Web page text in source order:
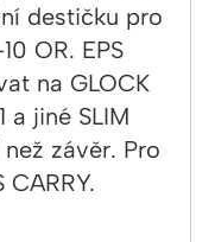
destičku pro
OR. EPS
na GLOCK
a jiné SLIM
závěr. Pro